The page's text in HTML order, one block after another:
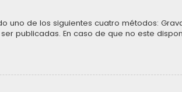
uno de los siguientes cuatro métodos:
publicadas. En caso de que no este